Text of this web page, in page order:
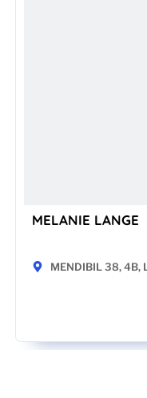
MELANIE LANGE
MENDIBIL 38, 4B,